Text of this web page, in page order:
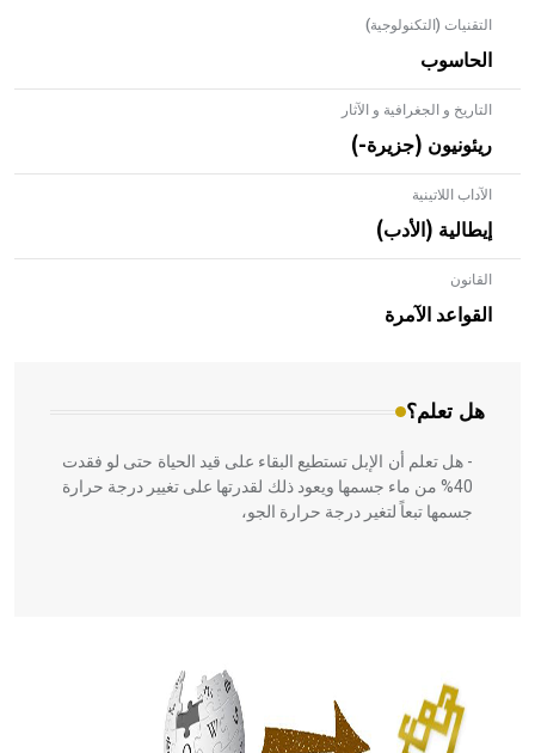
التقنيات (التكنولوجية)
الحاسوب
التاريخ و الجغرافية و الآثار
ريئونيون (جزيرة-)
الآداب اللاتينية
إيطالية (الأدب)
القانون
القواعد الآمرة
هل تعلم؟
- هل تعلم أن الأبلق نوع من الفنون الهندسية التي ارتبطت
بالعمارة الإسلامية في بلاد الشام ومصر خاصة، حيث يحرص
المعمار على بناء مداميكه وخاصة في الواجهات
- هل تعلم أن الإبل تستطيع البقاء على قيد الحياة حتى لو فقدت
40% من ماء جسمها ويعود ذلك لقدرتها على تغيير درجة حرارة
جسمها تبعاً لتغير درجة حرارة الجو،
الحكم، الأدلة، تنظيم التغذية، ورسالته في جروح الرأس. ويعود
له الفضل بأنه حرر الطب من الدين والفلسفة.